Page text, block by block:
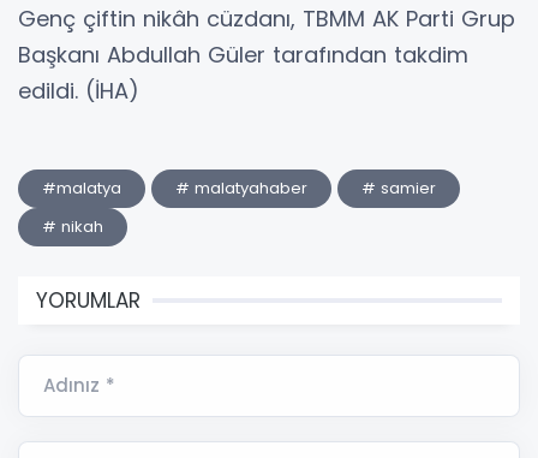
Genç çiftin nikâh cüzdanı, TBMM AK Parti Grup
Başkanı Abdullah Güler tarafından takdim
edildi. (İHA)
#malatya # malatyahaber
# samier
# nikah
YORUMLAR
Adınız *